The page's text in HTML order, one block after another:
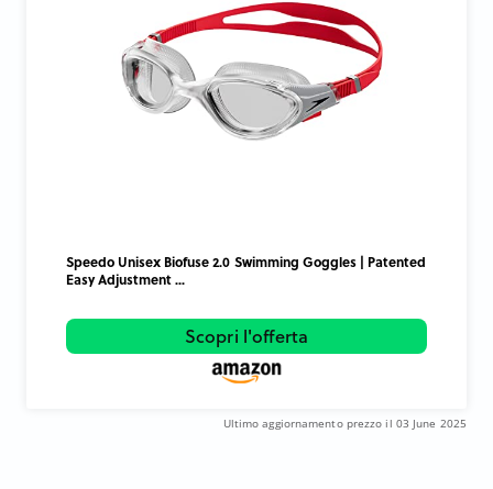
Speedo Unisex Biofuse 2.0 Swimming Goggles | Patented
Easy Adjustment ...
Scopri l'offerta
Ultimo aggiornamento prezzo il 03 June 2025